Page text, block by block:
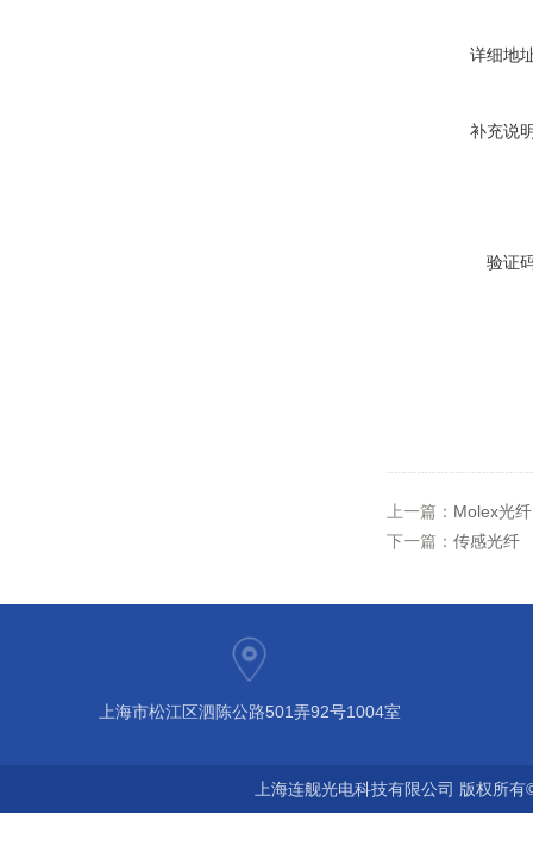
详细地
补充说
验证
上一篇： Molex光纤
下一篇： 传感光纤
上海市松江区泗陈公路501弄92号1004室
上海连舰光电科技有限公司 版权所